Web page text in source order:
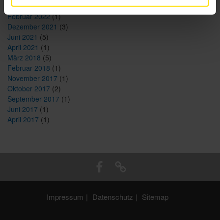
Mai 2022(1)
Februar 2022(1)
Dezember 2021 (3)
Juni 2021 (5)
April 2021 (1)
März 2018 (5)
Februar 2018 (1)
November 2017 (1)
Oktober 2017 (2)
September 2017 (1)
Juni 2017 (1)
April 2017 (1)
Impressum Datenschutz Sitemap